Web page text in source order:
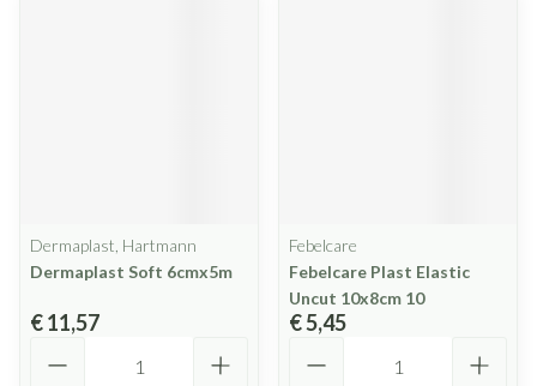
Dermaplast, Hartmann
Dermaplast Soft 6cmx5m
€ 11,57
Febelcare
Febelcare Plast Elastic
Uncut 10x8cm 10
€ 5,45